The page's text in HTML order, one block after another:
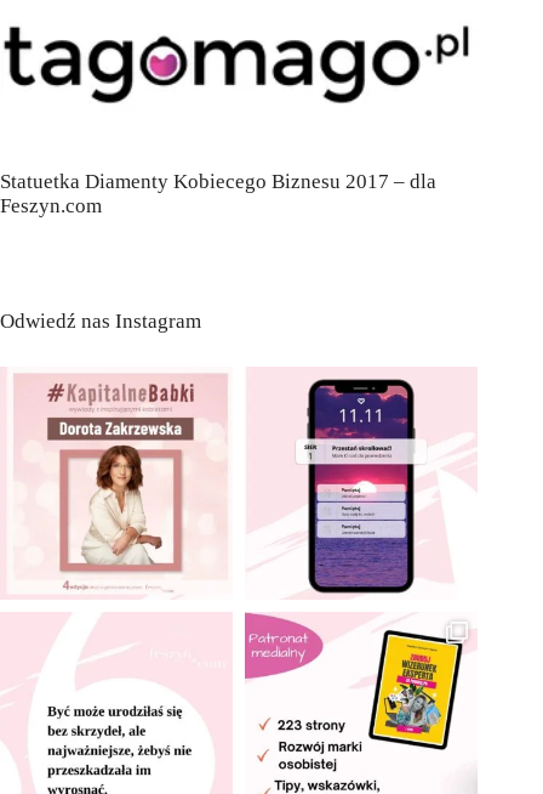
Statuetka Diamenty Kobiecego Biznesu 2017 – dla
Feszyn.com
Odwiedź nas Instagram